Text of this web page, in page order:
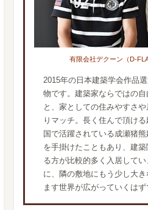
有限会社デクーン（D-
2015年の日本建築学会作品
物です。建築家ならではの
と、家としての住みやすさ
りマッチ。長く住んで頂け
国で活躍されている成瀬猪
を手掛けたこともあり、建
る方が比較的多く入居して
に、隣の敷地にもう少し大
ます世界が広がっていくはず